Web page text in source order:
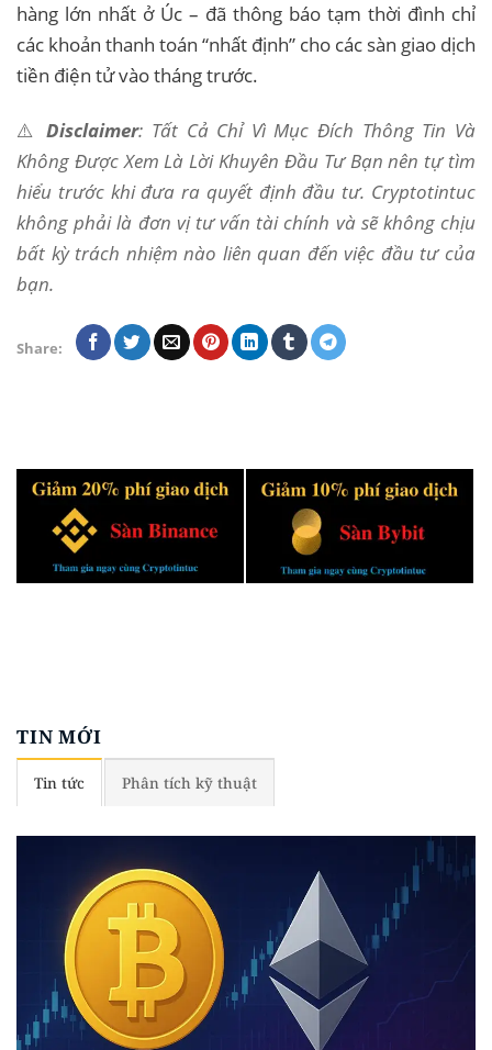
hàng lớn nhất ở Úc – đã thông báo tạm thời đình chỉ
các khoản thanh toán “nhất định” cho các sàn giao dịch
tiền điện tử vào tháng trước.
⚠️Disclaimer: Tất Cả Chỉ Vì Mục Đích Thông Tin Và
Không Được Xem Là Lời Khuyên Đầu Tư Bạn nên tự tìm
hiểu trước khi đưa ra quyết định đầu tư. Cryptotintuc
không phải là đơn vị tư vấn tài chính và sẽ không chịu
bất kỳ trách nhiệm nào liên quan đến việc đầu tư của
bạn.
Share:
TIN MỚI
Tin tức Phân tích kỹ thuật